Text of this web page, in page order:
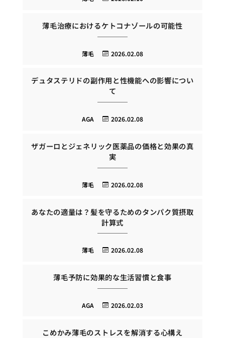
薄毛治療におけるケトコナゾールの可能性
2026.02.08
薄毛
デュタステリドの副作用と性機能への影響につい
て
2026.02.08
AGA
ザガーロとジェネリック医薬品の価格と効果の真
実
2026.02.08
薄毛
あなたの適量は？髪を守るためのタンパク質摂取
計算式
2026.02.08
薄毛
薄毛予防に効果的な生活習慣と食事
2026.02.03
AGA
こめかみ薄毛のストレスを解消する心構え